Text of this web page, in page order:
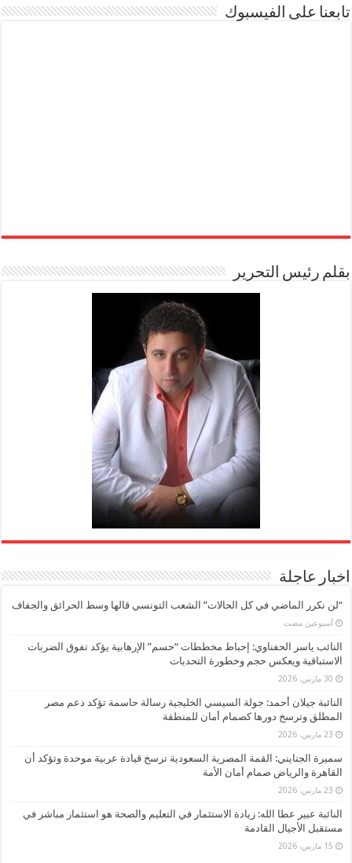
تابعنا على الفيسبوك
بقلم رئيس التحرير
اخبار عاجلة
“لن نكرر الماضي في كل الحالات” الشعب التونسي قالها وسط الحرائق والجفاف
‏أسبوعين مضت
النائب ياسر الحفناوي: إحباط مخططات “حسم” الإرهابية يؤكد تفوق الضربات
الاستباقية ويعكس حجم وخطورة التحديات
30 مارس، 2026
النائبة جيلان أحمد: جولة السيسي الخليجية رسالة حاسمة تؤكد دعم مصر
المطلق وترسخ دورها كصمام أمان للمنطقة
23 مارس، 2026
سميرة الجنايني: القمة المصرية السعودية ترسخ قيادة عربية موحدة وتؤكد أن
القاهرة والرياض صمام أمان الأمة
23 مارس، 2026
النائبة عبير عطا الله: زيادة الاستثمار في التعليم والصحة هو استثمار مباشر في
مستقبل الأجيال القادمة
15 مارس، 2026